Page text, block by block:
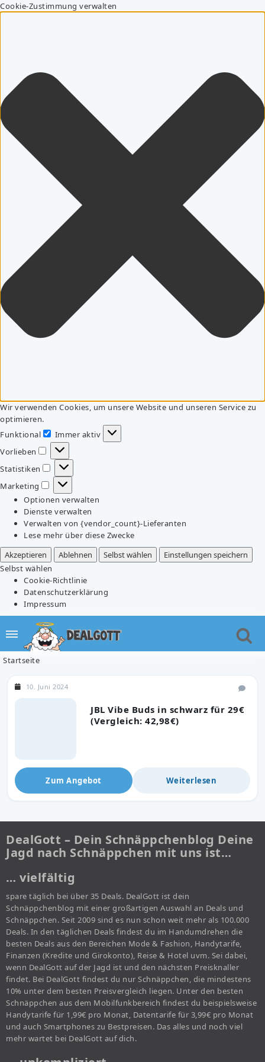
Cookie-Zustimmung verwalten
Wir verwenden Cookies, um unsere Website und unseren Service zu
optimieren.
Funktional
Funktional
Immer aktiv
Vorlieben
Vorlieben
Statistiken
Statistiken
Marketing
Marketing
Optionen verwalten
Dienste verwalten
Verwalten von {vendor_count}-Lieferanten
Lese mehr über diese Zwecke
Akzeptieren
Ablehnen Selbst wählen
Einstellungen speichern
Selbst wählen
Cookie-Richtlinie
Datenschutzerklärung
Impressum
Startseite
JBL Vibe Buds in schwarz für 29€
(Vergleich: 42,98€)
10. Juni 2024
Zum Angebot Weiterlesen
DealGott – Dein Schnäppchenblog Deine
Jagd nach Schnäppchen mit uns ist…
… vielfältig
spare täglich bei über 35 Deals. DealGott ist dein
Schnäppchenblog mit einer großartigen Auswahl an Deals und
Schnäppchen. Seit 2009 sind es nun schon weit mehr als 100.000
Deals. In den täglichen Deals findest du im Handumdrehen die
besten Deals aus den Bereichen Mode & Fashion, Handytarife,
Finanzen (Kredite und Girokonto), Reise & Hotel uvm. Sei dabei,
wenn DealGott auf der Jagd ist und den nächsten Preisknaller
findet. Bei DealGott findest du nur Schnäppchen, die mindestens
10% unter dem besten Preisvergleich liegen. Unter den besten
Schnäppchen aus dem Mobilfunkbereich findest du beispielsweise
Handytarife für 1,99€ pro Monat, Datentarife für 3,99€ pro Monat
und auch Smartphones zu Bestpreisen. Das alles und noch viel
mehr wartet bei DealGott auf dich.